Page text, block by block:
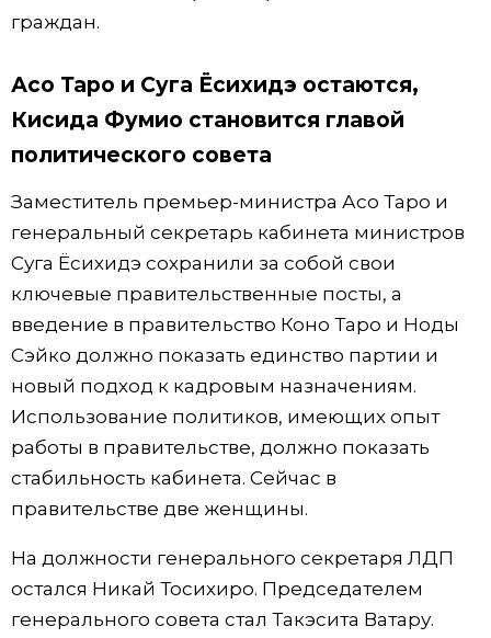
граждан.
Асо Таро и Суга Ёсихидэ остаются,
Кисида Фумио становится главой
политического совета
Заместитель премьер-министра Асо Таро и
генеральный секретарь кабинета министров
Суга Ёсихидэ сохранили за собой свои
ключевые правительственные посты, а
введение в правительство Коно Таро и Ноды
Сэйко должно показать единство партии и
новый подход к кадровым назначениям.
Использование политиков, имеющих опыт
работы в правительстве, должно показать
стабильность кабинета. Сейчас в
правительстве две женщины.
На должности генерального секретаря ЛДП
остался Никай Тосихиро. Председателем
генерального совета стал Такэсита Ватару.